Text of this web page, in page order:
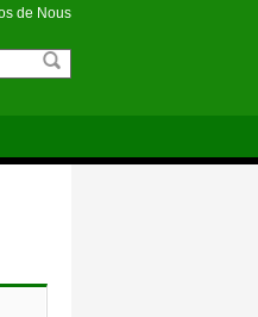
de Nous